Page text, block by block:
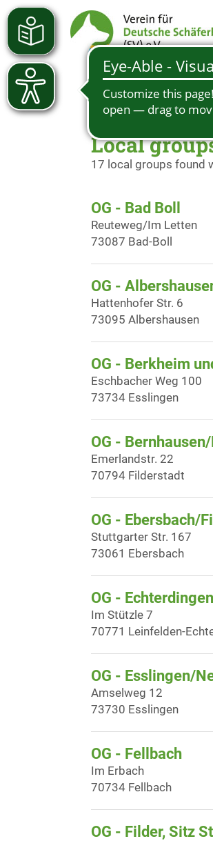
Local
17 local groups found
OG - Bad Boll
Reuteweg/Im Letten
73087 Bad-Boll
OG -
Hattenhofer Str. 6
73095 Albershausen
OG - Berkheim
Eschbacher Weg 100
73734 Esslingen
OG -
Emerlandstr. 22
70794 Filderstadt
OG - Ebersbach/
Stuttgarter Str. 167
73061 Ebersbach
OG -
Im Stützle 7
70771 Leinfelden-
OG - Esslingen/
Amselweg 12
73730 Esslingen
OG - Fellbach
Im Erbach
70734 Fellbach
OG - Filder, Sitz